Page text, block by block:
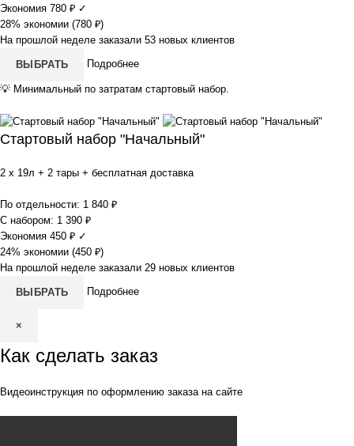
Экономия 780 ₽ ✓
28% экономии (780 ₽)
На прошлой неделе заказали 53 новых клиентов
ВЫБРАТЬ Подробнее
💡 Минимальный по затратам стартовый набор.
Стартовый набор "Начальный"
2 x 19л + 2 тары + бесплатная доставка
По отдельности: 1 840 ₽
С набором: 1 390 ₽
Экономия 450 ₽ ✓
24% экономии (450 ₽)
На прошлой неделе заказали 29 новых клиентов
ВЫБРАТЬ Подробнее
×
Как сделать заказ
Видеоинструкция по оформлению заказа на сайте